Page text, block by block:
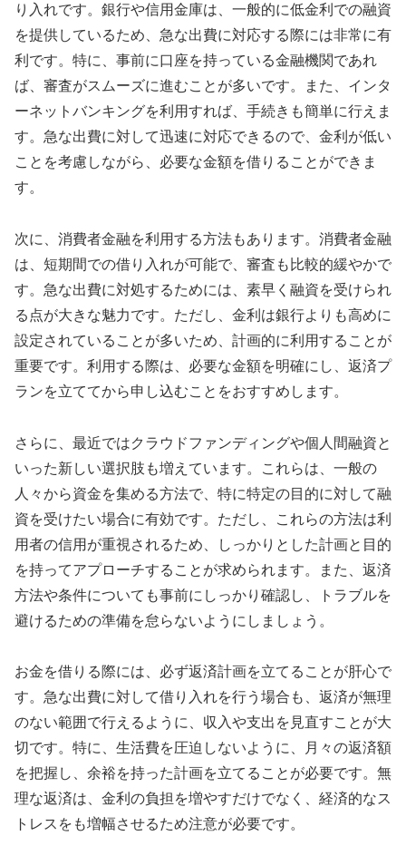
り入れです。銀行や信用金庫は、一般的に低金利での融資
を提供しているため、急な出費に対応する際には非常に有
利です。特に、事前に口座を持っている金融機関であれ
ば、審査がスムーズに進むことが多いです。また、インタ
ーネットバンキングを利用すれば、手続きも簡単に行えま
す。急な出費に対して迅速に対応できるので、金利が低い
ことを考慮しながら、必要な金額を借りることができま
す。
次に、消費者金融を利用する方法もあります。消費者金融
は、短期間での借り入れが可能で、審査も比較的緩やかで
す。急な出費に対処するためには、素早く融資を受けられ
る点が大きな魅力です。ただし、金利は銀行よりも高めに
設定されていることが多いため、計画的に利用することが
重要です。利用する際は、必要な金額を明確にし、返済プ
ランを立ててから申し込むことをおすすめします。
さらに、最近ではクラウドファンディングや個人間融資と
いった新しい選択肢も増えています。これらは、一般の
人々から資金を集める方法で、特に特定の目的に対して融
資を受けたい場合に有効です。ただし、これらの方法は利
用者の信用が重視されるため、しっかりとした計画と目的
を持ってアプローチすることが求められます。また、返済
方法や条件についても事前にしっかり確認し、トラブルを
避けるための準備を怠らないようにしましょう。
お金を借りる際には、必ず返済計画を立てることが肝心で
す。急な出費に対して借り入れを行う場合も、返済が無理
のない範囲で行えるように、収入や支出を見直すことが大
切です。特に、生活費を圧迫しないように、月々の返済額
を把握し、余裕を持った計画を立てることが必要です。無
理な返済は、金利の負担を増やすだけでなく、経済的なス
トレスをも増幅させるため注意が必要です。